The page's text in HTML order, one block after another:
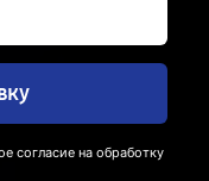
согласие на обработку